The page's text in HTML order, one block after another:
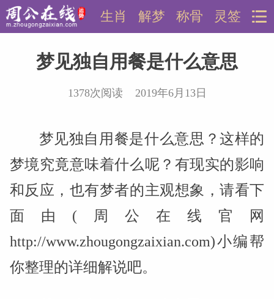
灵签
称骨
解梦
生肖
梦见独自用餐是什么意思
1378次阅读 2019年6月13日
梦见独自用餐是什么意思？这样的
梦境究竟意味着什么呢？有现实的影响
和反应，也有梦者的主观想象，请看下
面由(周公在线官网
http://www.zhougongzaixian.com)小编帮
你整理的详细解说吧。